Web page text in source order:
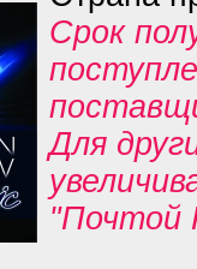
Срок
Для
"Почтой